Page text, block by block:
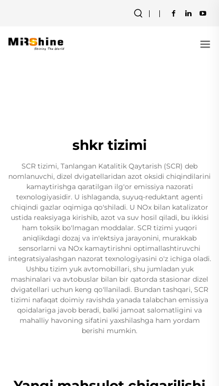
shkr tizimi
SCR tizimi, Tanlangan Katalitik Qaytarish (SCR) deb
nomlanuvchi, dizel dvigatellaridan azot oksidi chiqindilarini
kamaytirishga qaratilgan ilg'or emissiya nazorati
texnologiyasidir. U ishlaganda, suyuq-reduktant agenti
chiqindi gazlar oqimiga qo'shiladi. U NOx bilan katalizator
ustida reaksiyaga kirishib, azot va suv hosil qiladi, bu ikkisi
ham toksik bo'lmagan moddalar. SCR tizimi yuqori
aniqlikdagi dozaj va in'ektsiya jarayonini, murakkab
sensorlarni va NOx kamaytirishni optimallashtiruvchi
integratsiyalashgan nazorat texnologiyasini o'z ichiga oladi.
Ushbu tizim yuk avtomobillari, shu jumladan yuk
mashinalari va avtobuslar bilan bir qatorda stasionar dizel
dvigatellari uchun keng qo'llaniladi. Bundan tashqari, SCR
tizimi nafaqat doimiy ravishda yanada talabchan emissiya
qoidalariga javob beradi, balki jamoat salomatligini va
mahalliy havoning sifatini yaxshilashga ham yordam
berishi mumkin.